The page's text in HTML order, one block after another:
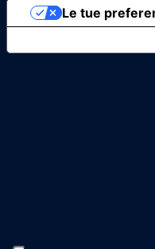
Le tue